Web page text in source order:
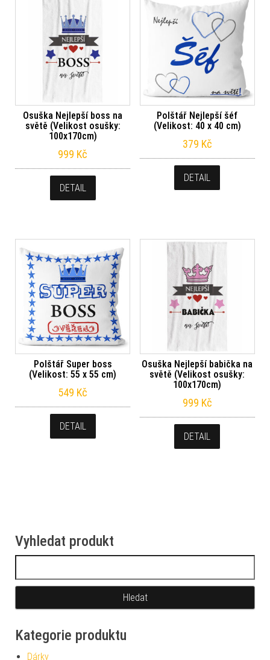
Osuška Nejlepší boss na
světě (Velikost osušky:
100x170cm)
999 Kč
DETAIL
Polštář Nejlepší šéf
(Velikost: 40 x 40 cm)
379 Kč
DETAIL
Polštář Super boss
(Velikost: 55 x 55 cm)
549 Kč
DETAIL
Osuška Nejlepší babička na
světě (Velikost osušky:
100x170cm)
999 Kč
DETAIL
Vyhledat produkt
Kategorie produktu
Dárky